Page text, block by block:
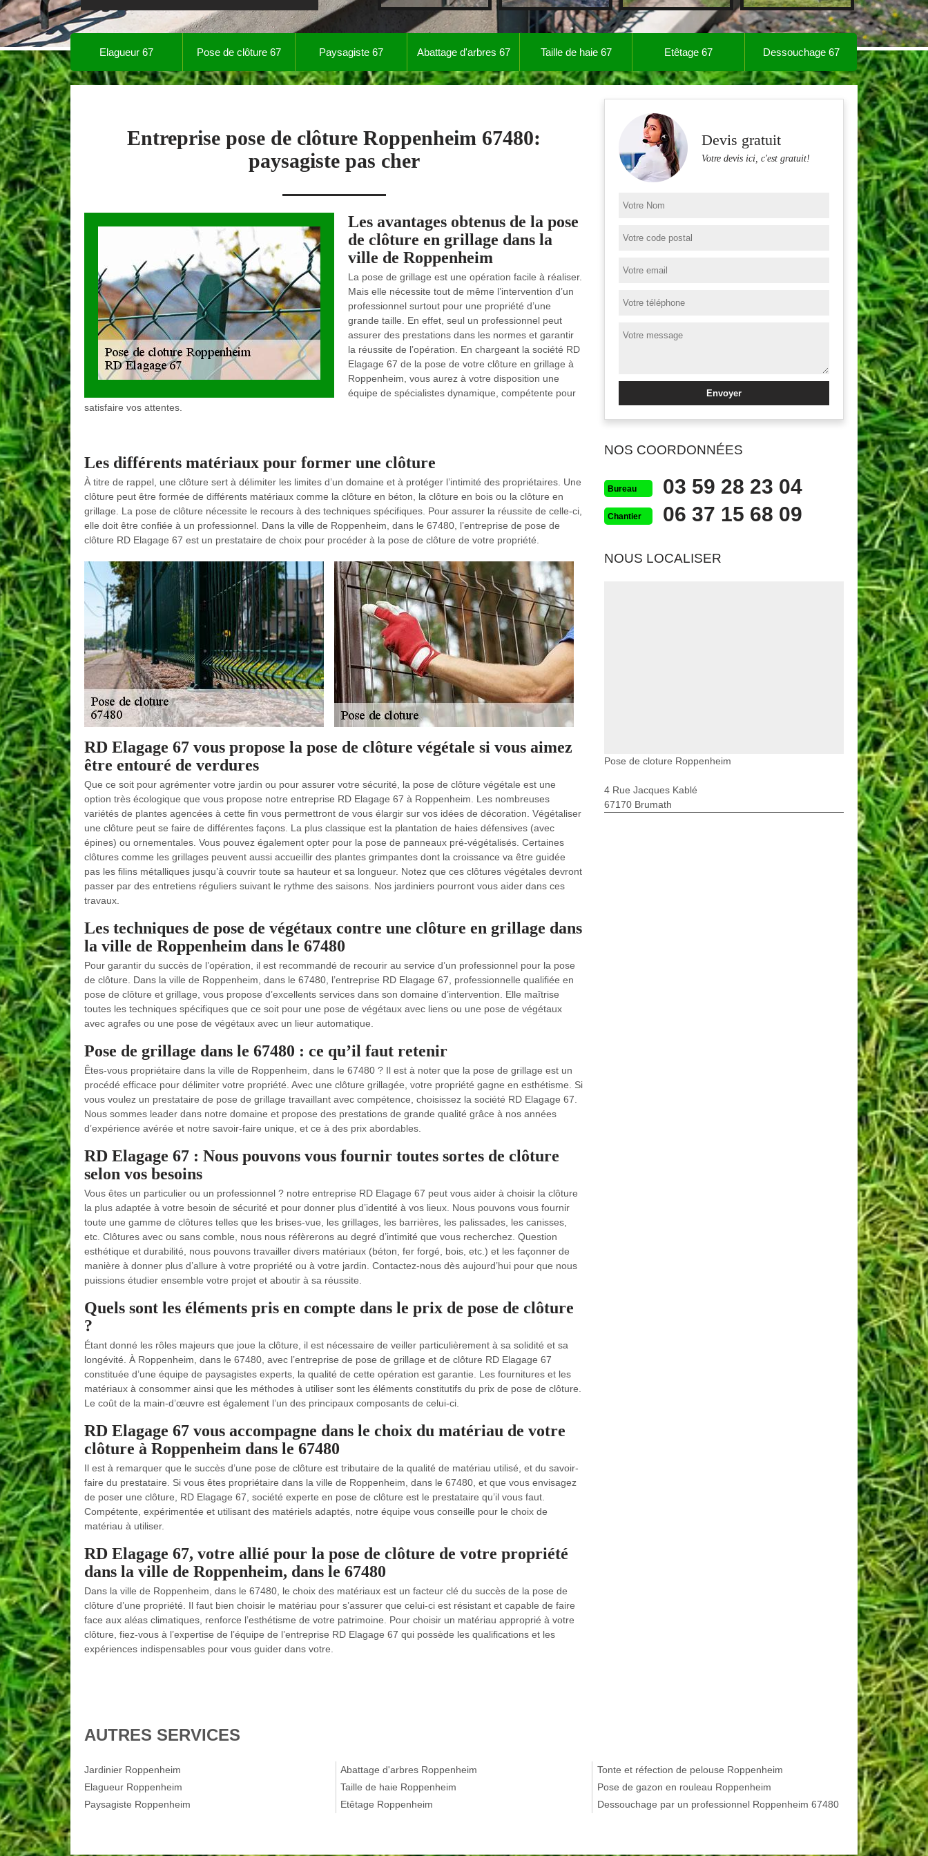
Elagueur 67 Pose de clôture 67 Paysagiste 67 Abattage d'arbres 67 Taille de haie 67 Etêtage 67 Dessouchage 67
Entreprise pose de clôture Roppenheim 67480:
paysagiste pas cher
Les avantages obtenus de la pose
de clôture en grillage dans la
ville de Roppenheim
La pose de grillage est une opération facile à réaliser.
Mais elle nécessite tout de même l’intervention d’un
professionnel surtout pour une propriété d’une
grande taille. En effet, seul un professionnel peut
assurer des prestations dans les normes et garantir
la réussite de l’opération. En chargeant la société RD
Elagage 67 de la pose de votre clôture en grillage à
Roppenheim, vous aurez à votre disposition une
équipe de spécialistes dynamique, compétente pour
satisfaire vos attentes.
Les différents matériaux pour former une clôture
À titre de rappel, une clôture sert à délimiter les limites d’un domaine et à protéger l’intimité des propriétaires. Une
clôture peut être formée de différents matériaux comme la clôture en béton, la clôture en bois ou la clôture en
grillage. La pose de clôture nécessite le recours à des techniques spécifiques. Pour assurer la réussite de celle-ci,
elle doit être confiée à un professionnel. Dans la ville de Roppenheim, dans le 67480, l’entreprise de pose de
clôture RD Elagage 67 est un prestataire de choix pour procéder à la pose de clôture de votre propriété.
RD Elagage 67 vous propose la pose de clôture végétale si vous aimez
être entouré de verdures
Que ce soit pour agrémenter votre jardin ou pour assurer votre sécurité, la pose de clôture végétale est une
option très écologique que vous propose notre entreprise RD Elagage 67 à Roppenheim. Les nombreuses
variétés de plantes agencées à cette fin vous permettront de vous élargir sur vos idées de décoration. Végétaliser
une clôture peut se faire de différentes façons. La plus classique est la plantation de haies défensives (avec
épines) ou ornementales. Vous pouvez également opter pour la pose de panneaux pré-végétalisés. Certaines
clôtures comme les grillages peuvent aussi accueillir des plantes grimpantes dont la croissance va être guidée
pas les filins métalliques jusqu’à couvrir toute sa hauteur et sa longueur. Notez que ces clôtures végétales devront
passer par des entretiens réguliers suivant le rythme des saisons. Nos jardiniers pourront vous aider dans ces
travaux.
Les techniques de pose de végétaux contre une clôture en grillage dans
la ville de Roppenheim dans le 67480
Pour garantir du succès de l’opération, il est recommandé de recourir au service d’un professionnel pour la pose
de clôture. Dans la ville de Roppenheim, dans le 67480, l’entreprise RD Elagage 67, professionnelle qualifiée en
pose de clôture et grillage, vous propose d’excellents services dans son domaine d’intervention. Elle maîtrise
toutes les techniques spécifiques que ce soit pour une pose de végétaux avec liens ou une pose de végétaux
avec agrafes ou une pose de végétaux avec un lieur automatique.
Pose de grillage dans le 67480 : ce qu’il faut retenir
Êtes-vous propriétaire dans la ville de Roppenheim, dans le 67480 ? Il est à noter que la pose de grillage est un
procédé efficace pour délimiter votre propriété. Avec une clôture grillagée, votre propriété gagne en esthétisme. Si
vous voulez un prestataire de pose de grillage travaillant avec compétence, choisissez la société RD Elagage 67.
Nous sommes leader dans notre domaine et propose des prestations de grande qualité grâce à nos années
d’expérience avérée et notre savoir-faire unique, et ce à des prix abordables.
RD Elagage 67 : Nous pouvons vous fournir toutes sortes de clôture
selon vos besoins
Vous êtes un particulier ou un professionnel ? notre entreprise RD Elagage 67 peut vous aider à choisir la clôture
la plus adaptée à votre besoin de sécurité et pour donner plus d’identité à vos lieux. Nous pouvons vous fournir
toute une gamme de clôtures telles que les brises-vue, les grillages, les barrières, les palissades, les canisses,
etc. Clôtures avec ou sans comble, nous nous réfèrerons au degré d’intimité que vous recherchez. Question
esthétique et durabilité, nous pouvons travailler divers matériaux (béton, fer forgé, bois, etc.) et les façonner de
manière à donner plus d’allure à votre propriété ou à votre jardin. Contactez-nous dès aujourd’hui pour que nous
puissions étudier ensemble votre projet et aboutir à sa réussite.
Quels sont les éléments pris en compte dans le prix de pose de clôture
?
Étant donné les rôles majeurs que joue la clôture, il est nécessaire de veiller particulièrement à sa solidité et sa
longévité. À Roppenheim, dans le 67480, avec l’entreprise de pose de grillage et de clôture RD Elagage 67
constituée d’une équipe de paysagistes experts, la qualité de cette opération est garantie. Les fournitures et les
matériaux à consommer ainsi que les méthodes à utiliser sont les éléments constitutifs du prix de pose de clôture.
Le coût de la main-d’œuvre est également l’un des principaux composants de celui-ci.
RD Elagage 67 vous accompagne dans le choix du matériau de votre
clôture à Roppenheim dans le 67480
Il est à remarquer que le succès d’une pose de clôture est tributaire de la qualité de matériau utilisé, et du savoir-
faire du prestataire. Si vous êtes propriétaire dans la ville de Roppenheim, dans le 67480, et que vous envisagez
de poser une clôture, RD Elagage 67, société experte en pose de clôture est le prestataire qu’il vous faut.
Compétente, expérimentée et utilisant des matériels adaptés, notre équipe vous conseille pour le choix de
matériau à utiliser.
RD Elagage 67, votre allié pour la pose de clôture de votre propriété
dans la ville de Roppenheim, dans le 67480
Dans la ville de Roppenheim, dans le 67480, le choix des matériaux est un facteur clé du succès de la pose de
clôture d’une propriété. Il faut bien choisir le matériau pour s’assurer que celui-ci est résistant et capable de faire
face aux aléas climatiques, renforce l’esthétisme de votre patrimoine. Pour choisir un matériau approprié à votre
clôture, fiez-vous à l’expertise de l’équipe de l’entreprise RD Elagage 67 qui possède les qualifications et les
expériences indispensables pour vous guider dans votre.
Devis gratuit
Votre devis ici, c'est gratuit!
NOS COORDONNÉES
Bureau 03 59 28 23 04
Chantier 06 37 15 68 09
NOUS LOCALISER
Pose de cloture Roppenheim
4 Rue Jacques Kablé
67170 Brumath
AUTRES SERVICES
Jardinier Roppenheim
Elagueur Roppenheim
Paysagiste Roppenheim
Abattage d'arbres Roppenheim
Taille de haie Roppenheim
Etêtage Roppenheim
Tonte et réfection de pelouse Roppenheim
Pose de gazon en rouleau Roppenheim
Dessouchage par un professionnel Roppenheim 67480